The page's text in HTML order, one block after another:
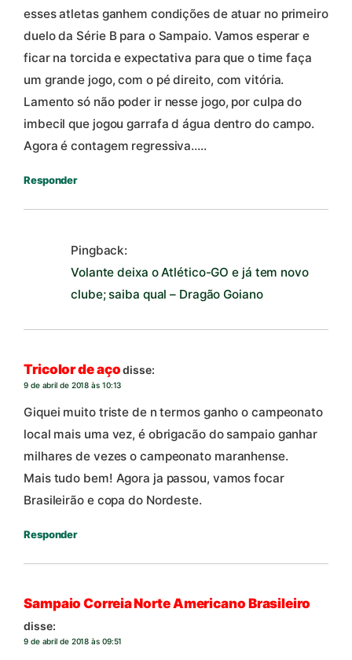
esses atletas ganhem condições de atuar no primeiro
duelo da Série B para o Sampaio. Vamos esperar e
ficar na torcida e expectativa para que o time faça
um grande jogo, com o pé direito, com vitória.
Lamento só não poder ir nesse jogo, por culpa do
imbecil que jogou garrafa d água dentro do campo.
Agora é contagem regressiva…..
Responder
Pingback:
Volante deixa o Atlético-GO e já tem novo
clube; saiba qual – Dragão Goiano
Tricolor de aço disse:
9 de abril de 2018 às 10:13
Giquei muito triste de n termos ganho o campeonato
local mais uma vez, é obrigacão do sampaio ganhar
milhares de vezes o campeonato maranhense.
Mais tudo bem! Agora ja passou, vamos focar
Brasileirão e copa do Nordeste.
Responder
Sampaio Correia Norte Americano Brasileiro
disse:
9 de abril de 2018 às 09:51